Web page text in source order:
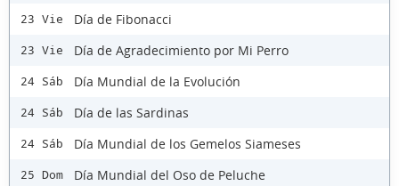
23 Vie Día de Fibonacci
23 Vie Día de Agradecimiento por Mi Perro
24 Sáb Día Mundial de la Evolución
24 Sáb Día de las Sardinas
24 Sáb Día Mundial de los Gemelos Siameses
25 Dom Día Mundial del Oso de Peluche